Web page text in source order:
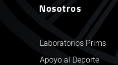
Nosotros
Laboratorios Prims
Apoyo al Deporte